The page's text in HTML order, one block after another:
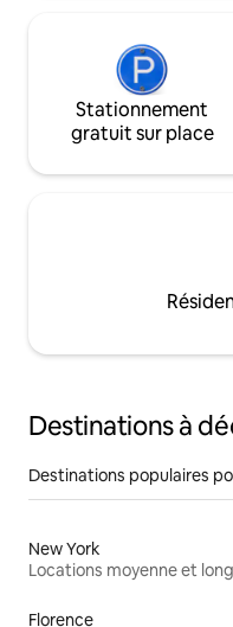
Stationnement
gratuit sur place
Destinations à
Destinations populaires
New York
Florence